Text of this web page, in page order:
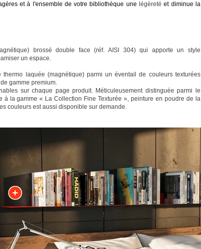
et à l'ensemble de votre bibliothèque une légèreté et diminue la
brossé double face (réf. AISI 304) qui apporte un style
un espace.
laquée (magnétique) parmi un éventail de couleurs texturées
gamme premium.
sur chaque page produit. Méticuleusement distinguée parmi le
la gamme « La Collection Fine Texturée », peinture en poudre de la
couleurs est aussi disponible sur demande.